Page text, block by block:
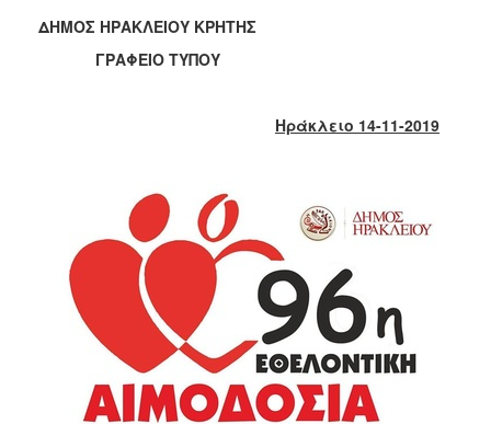
2019
2018
2011
ΔΗΜΟΣ ΗΡΑΚΛΕΙΟΥ ΚΡΗΤΗΣ
ΓΡΑΦΕΙΟ ΤΥΠΟΥ
Ηράκλειο 14-11-2019